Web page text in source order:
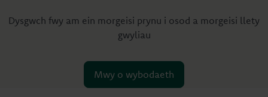
Dysgwch fwy am ein morgeisi prynu i osod a morgeisi llety
gwyliau
Mwy o wybodaeth